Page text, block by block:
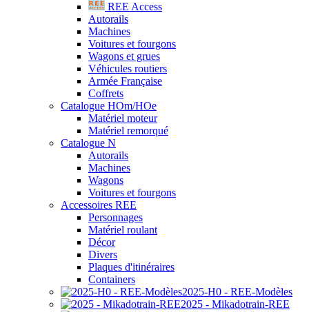
REE Access
Autorails
Machines
Voitures et fourgons
Wagons et grues
Véhicules routiers
Armée Française
Coffrets
Catalogue HOm/HOe
Matériel moteur
Matériel remorqué
Catalogue N
Autorails
Machines
Wagons
Voitures et fourgons
Accessoires REE
Personnages
Matériel roulant
Décor
Divers
Plaques d'itinéraires
Containers
2025-H0 - REE-Modèles
2025 - Mikadotrain-REE